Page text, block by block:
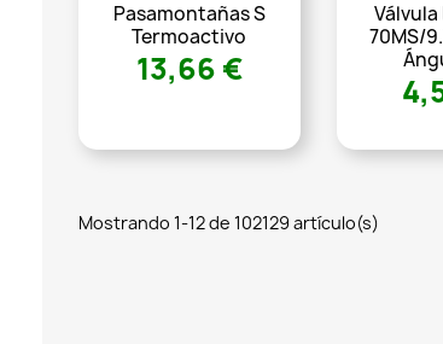
Pasamontañas S
Termoactivo
13,66 €
Válvula
70MS/
Mostrando 1-12 de 102129 artículo(s)